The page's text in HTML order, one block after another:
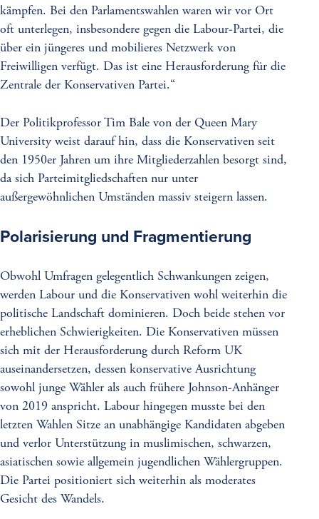
kämpfen. Bei den Parlamentswahlen waren wir vor Ort
oft unterlegen, insbesondere gegen die Labour-Partei, die
über ein jüngeres und mobilieres Netzwerk von
Freiwilligen verfügt. Das ist eine Herausforderung für die
Zentrale der Konservativen Partei.“
Der Politikprofessor Tim Bale von der Queen Mary
University weist darauf hin, dass die Konservativen seit
den 1950er Jahren um ihre Mitgliederzahlen besorgt sind,
da sich Parteimitgliedschaften nur unter
außergewöhnlichen Umständen massiv steigern lassen.
Polarisierung und Fragmentierung
Obwohl Umfragen gelegentlich Schwankungen zeigen,
werden Labour und die Konservativen wohl weiterhin die
politische Landschaft dominieren. Doch beide stehen vor
erheblichen Schwierigkeiten. Die Konservativen müssen
sich mit der Herausforderung durch Reform UK
auseinandersetzen, dessen konservative Ausrichtung
sowohl junge Wähler als auch frühere Johnson-Anhänger
von 2019 anspricht. Labour hingegen musste bei den
letzten Wahlen Sitze an unabhängige Kandidaten abgeben
und verlor Unterstützung in muslimischen, schwarzen,
asiatischen sowie allgemein jugendlichen Wählergruppen.
Die Partei positioniert sich weiterhin als moderates
Gesicht des Wandels.